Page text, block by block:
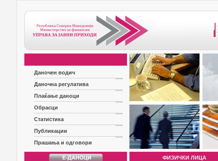
Даночен водич
Даночна регулатива
Плаќање даноци
Обрасци
Статистика
Публикации
Прашања и одговори
ФИЗИЧКИ ЛИЦА